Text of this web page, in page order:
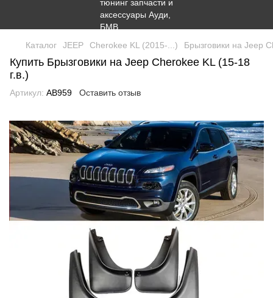
Каталог JEEP Cherokee KL (2015-...) Брызговики на Jeep
Купить Брызговики на Jeep Cherokee KL (15-18
г.в.)
Артикул: AB959 Оставить отзыв